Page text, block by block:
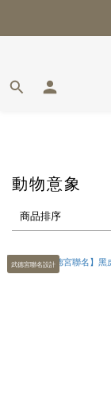
動物意象
商品排序
武德宮聯名設計